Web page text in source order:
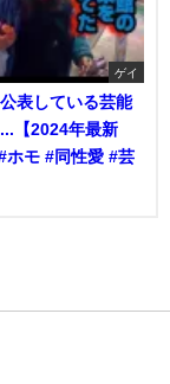
ゲイ
表している芸能
【2024年最新
ホモ #同性愛 #芸